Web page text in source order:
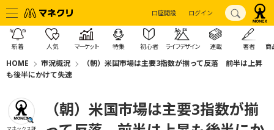
口座開設 ログイン
新着 人気 マーケット 特集 初心者 ライフデザイン 連載 著者 商
HOME 市況概況
（朝）米国市場は主要3指数が揃って反落 前半は上昇
も後半にかけて失速
マネックス証
（朝）米国市場は主要3指数が揃